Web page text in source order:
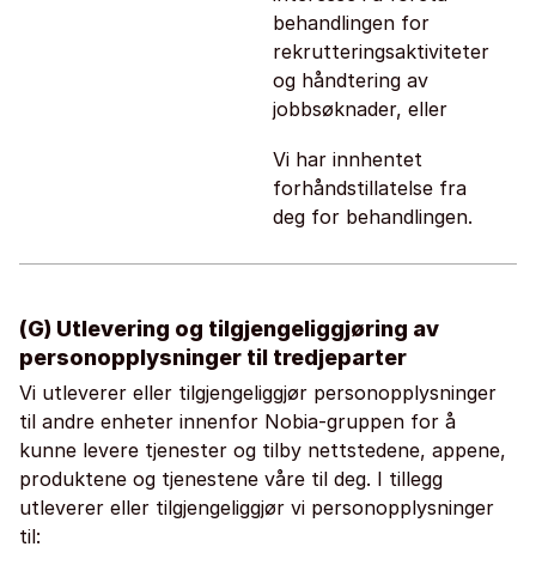
behandlingen for
rekrutteringsaktiviteter
og håndtering av
jobbsøknader, eller
Vi har innhentet
forhåndstillatelse fra
deg for behandlingen.
(G) Utlevering og tilgjengeliggjøring av
personopplysninger til tredjeparter
Vi utleverer eller tilgjengeliggjør personopplysninger
til andre enheter innenfor Nobia-gruppen for å
kunne levere tjenester og tilby nettstedene, appene,
produktene og tjenestene våre til deg. I tillegg
utleverer eller tilgjengeliggjør vi personopplysninger
til: